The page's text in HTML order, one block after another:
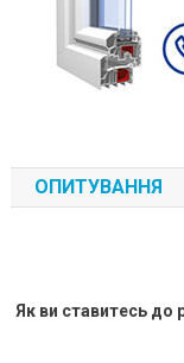
ОПИТУВАННЯ
Як ви ставитесь до